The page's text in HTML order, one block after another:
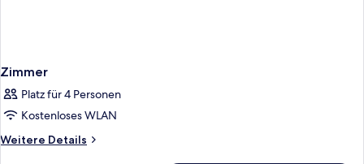
Zimmer
Platz für 4 Personen
Kostenloses WLAN
Weitere Details
Weitere